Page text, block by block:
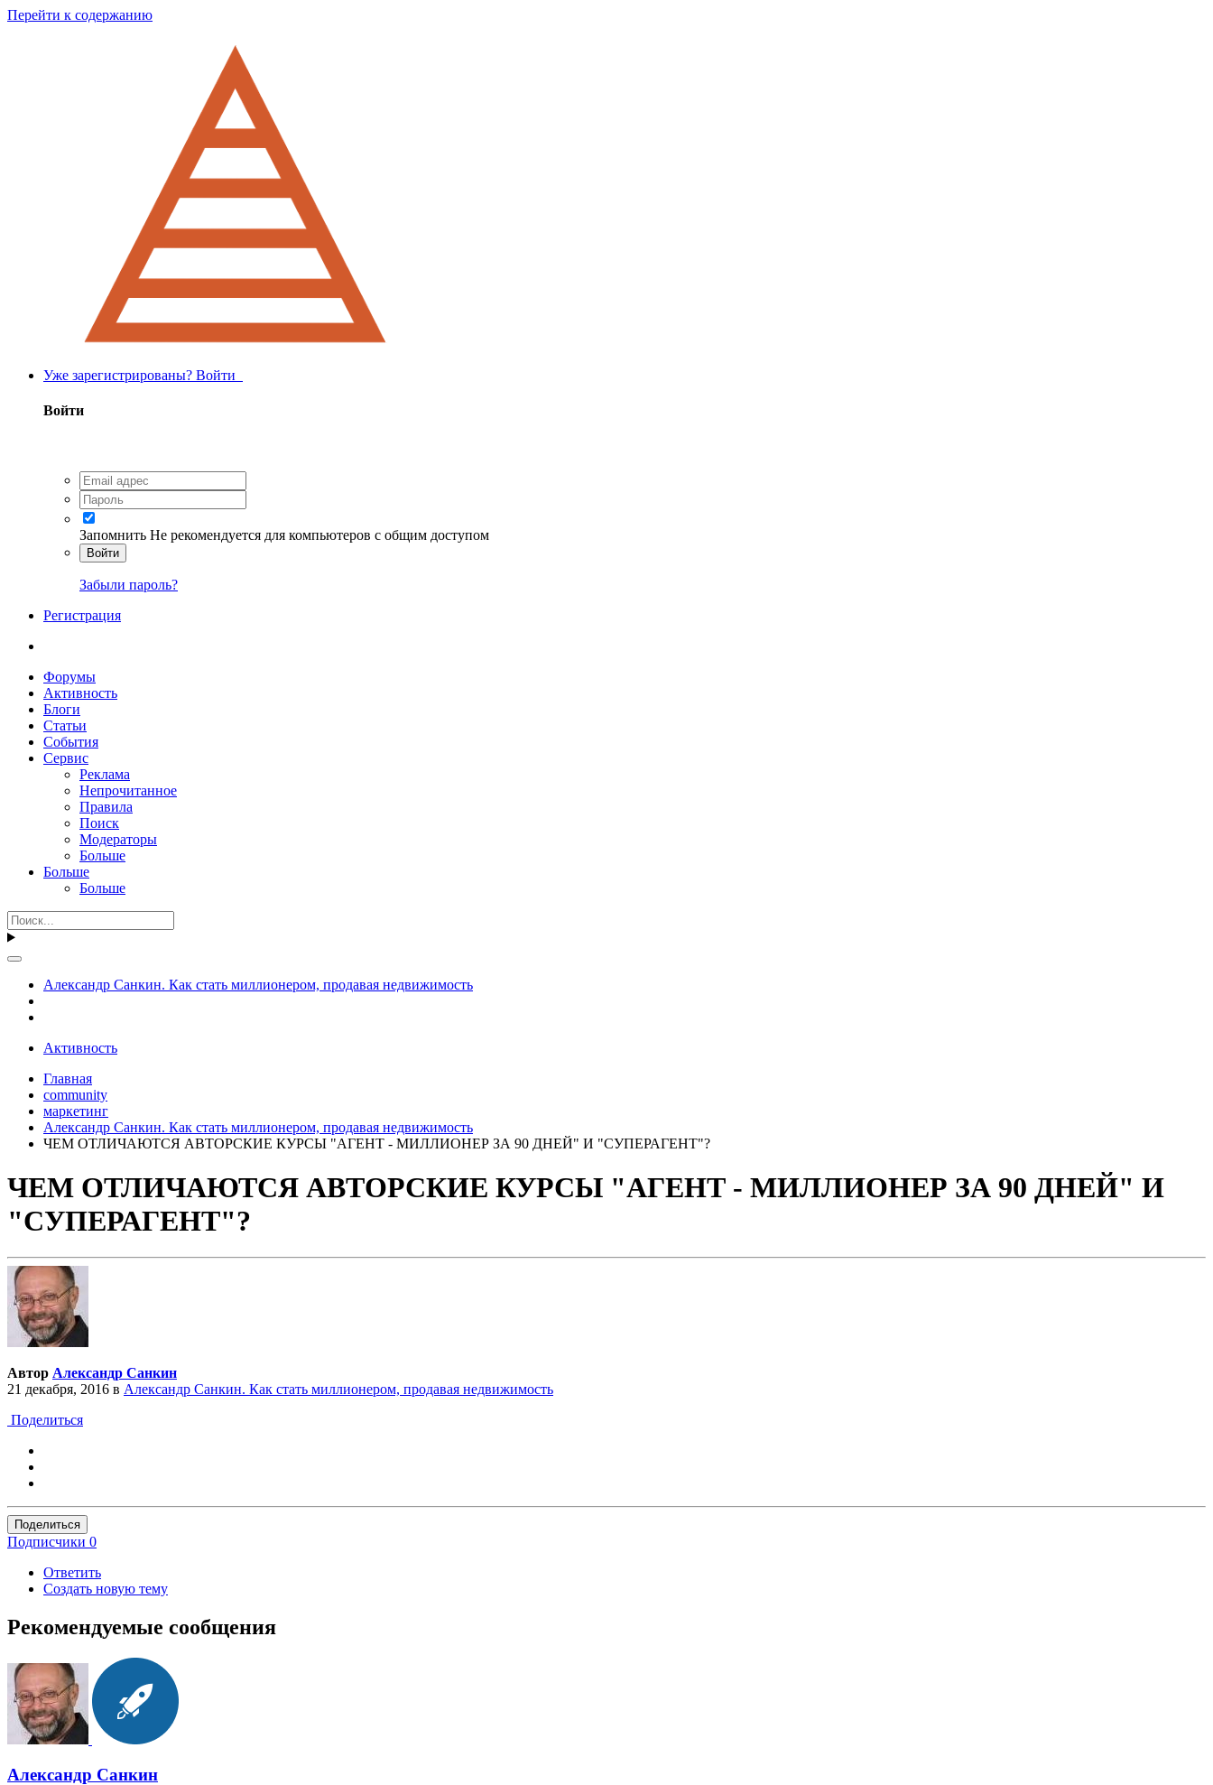
Перейти к содержанию
Уже зарегистрированы? Войти
Войти
Запомнить Не рекомендуется для компьютеров с общим доступом
Войти
Забыли пароль?
Регистрация
Форумы
Активность
Блоги
Статьи
События
Сервис
Реклама
Непрочитанное
Правила
Поиск
Модераторы
Больше
Больше
Больше
Александр Санкин. Как стать миллионером, продавая недвижимость
Активность
Главная
community
маркетинг
Александр Санкин. Как стать миллионером, продавая недвижимость
ЧЕМ ОТЛИЧАЮТСЯ АВТОРСКИЕ КУРСЫ "АГЕНТ - МИЛЛИОНЕР ЗА 90 ДНЕЙ" И "СУПЕРАГЕНТ"?
ЧЕМ ОТЛИЧАЮТСЯ АВТОРСКИЕ КУРСЫ "АГЕНТ - МИЛЛИОНЕР ЗА 90 ДНЕЙ" И
"СУПЕРАГЕНТ"?
Автор Александр Санкин
21 декабря, 2016 в Александр Санкин. Как стать миллионером, продавая недвижимость
Поделиться
Поделиться
Подписчики 0
Ответить
Создать новую тему
Рекомендуемые сообщения
Александр Санкин